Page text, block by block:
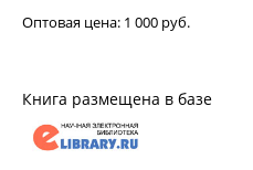
Оптовая цена: 1 000 руб.
Книга размещена в базе